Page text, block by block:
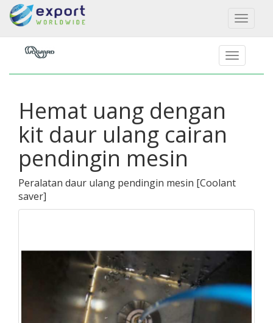
Toggle
Hemat uang dengan
kit daur ulang cairan
pendingin mesin
Peralatan daur ulang pendingin mesin [Coolant
saver]